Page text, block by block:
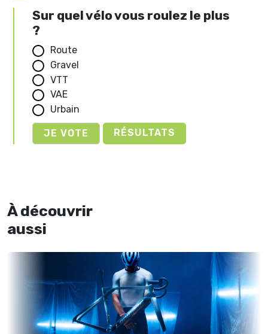
Sur quel vélo vous roulez le plus
?
Route
Gravel
VTT
VAE
Urbain
RÉSULTATS
À découvrir
aussi